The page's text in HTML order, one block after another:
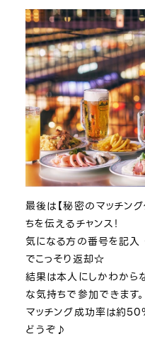
最後は【秘密のマッチン
ちを伝えるチャンス！
気になる方の番号を記
でこっそり返却☆
結果は本人にしかわから
な気持ちで参加できます。
マッチング成功率は約50
どうぞ♪